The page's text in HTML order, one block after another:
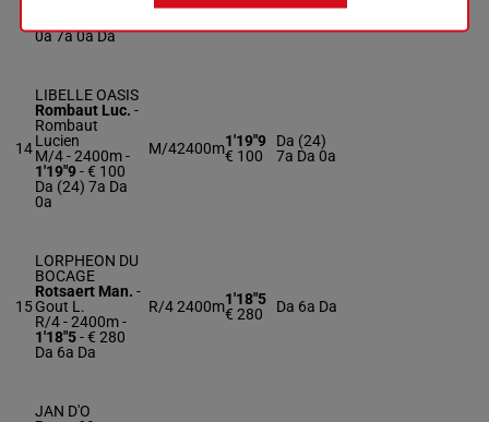
0a 7a 0a Da
14
LIBELLE OASIS
Rombaut Luc. -
Rombaut
Lucien
M/4 - 2400m-
1'19"9- € 100
Da (24) 7a Da
0a
M/42400m1'19"9
€ 100
Da (24)
7a Da 0a
15
LORPHEON DU
BOCAGE
Rotsaert Man. -
Gout L.
R/4 - 2400m-
1'18"5- € 280
Da 6a Da
R/42400m1'18"5
€ 280
Da 6a Da
JAN D'O